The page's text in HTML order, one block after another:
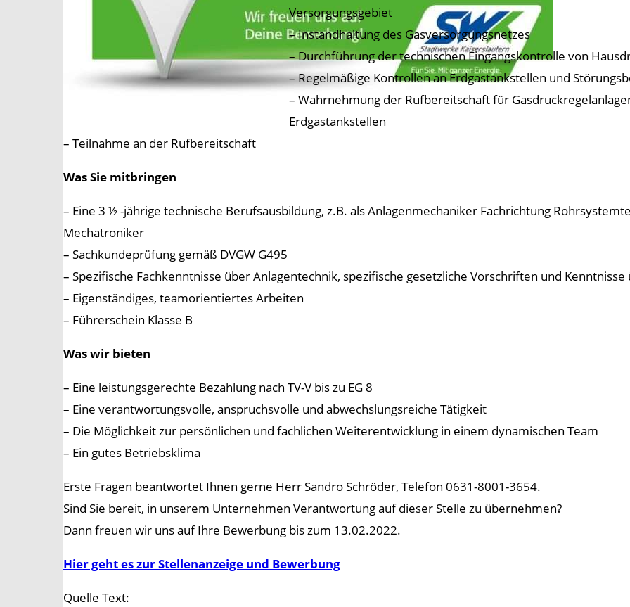
Versorgungsgebiet
– Instandhaltung des Gasversorgungsnetzes
– Durchführung der technischen Eingangskontrolle von
– Regelmäßige Kontrollen an Erdgastankstellen und
– Wahrnehmung der Rufbereitschaft für
Erdgastankstellen
– Teilnahme an der Rufbereitschaft
Was Sie mitbringen
– Eine 3 ½ -jährige technische Berufsausbildung, z.B. als Anlagenmechaniker Fachrichtung
Mechatroniker
– Sachkundeprüfung gemäß DVGW G495
– Spezifische Fachkenntnisse über Anlagentechnik, spezifische gesetzliche Vorschriften und
– Eigenständiges, teamorientiertes Arbeiten
– Führerschein Klasse B
Was wir bieten
– Eine leistungsgerechte Bezahlung nach TV-V bis zu EG 8
– Eine verantwortungsvolle, anspruchsvolle und abwechslungsreiche Tätigkeit
– Die Möglichkeit zur persönlichen und fachlichen Weiterentwicklung in einem dynamischen Team
– Ein gutes Betriebsklima
Erste Fragen beantwortet Ihnen gerne Herr Sandro Schröder, Telefon 0631-8001-3654.
Sind Sie bereit, in unserem Unternehmen Verantwortung auf dieser Stelle zu übernehmen?
Dann freuen wir uns auf Ihre Bewerbung bis zum 13.02.2022.
Hier geht es zur Stellenanzeige und Bewerbung
Quelle Text: